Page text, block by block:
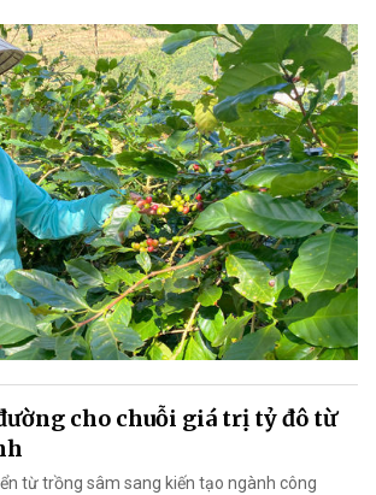
cho chuỗi giá trị tỷ đô từ
từ trồng sâm sang kiến tạo ngành công